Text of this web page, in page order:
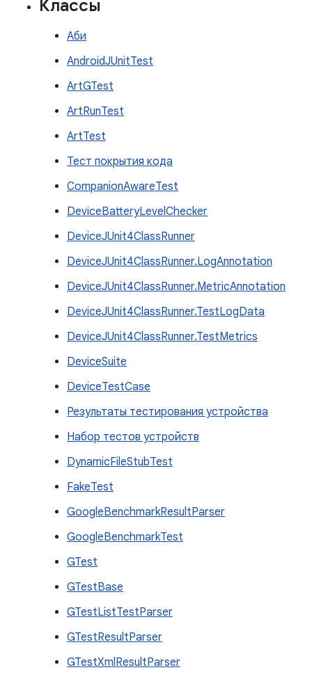
Классы
Аби
AndroidJUnitTest
ArtGTest
ArtRunTest
ArtTest
Тест покрытия кода
CompanionAwareTest
DeviceBatteryLevelChecker
DeviceJUnit4ClassRunner
DeviceJUnit4ClassRunner.LogAnnotation
DeviceJUnit4ClassRunner.MetricAnnotation
DeviceJUnit4ClassRunner.TestLogData
DeviceJUnit4ClassRunner.TestMetrics
DeviceSuite
DeviceTestCase
Результаты тестирования устройства
Набор тестов устройств
DynamicFileStubTest
FakeTest
GoogleBenchmarkResultParser
GoogleBenchmarkTest
GTest
GTestBase
GTestListTestParser
GTestResultParser
GTestXmlResultParser